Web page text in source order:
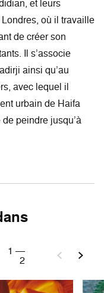
et leurs
où il travaille
de créer son
Il s’associe
ainsi qu’au
avec lequel il
urbain de Haifa
peindre jusqu’à
1 —
2